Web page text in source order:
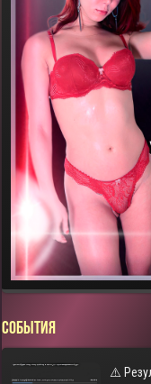
СОБЫТИЯ
⚠️